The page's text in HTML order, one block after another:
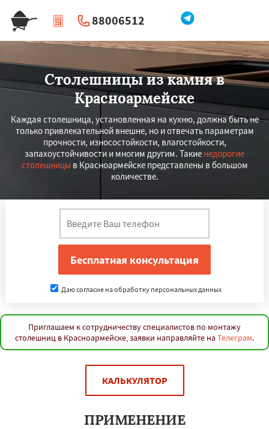
88006512
| Перезвоните мне
Столешницы из камня в
Красноармейске
Каждая столешница, установленная на кухню, должна быть не
только привлекательной внешне, но и отвечать параметрам
прочности, износостойкости, влагостойкости,
запахоустойчивости и многим другим. Такие недорогие
столешницы в Красноармейске представлены в большом
количестве.
Даю согласие на обработку персональных данных
Приглашаем к сотрудничеству специалистов по монтажу
столешниц в Красноармейске, заявки направляйте на Телеграм.
КАЛЬКУЛЯТОР
ПРИМЕНЕНИЕ